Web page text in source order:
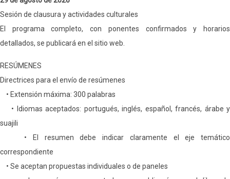
Sesión de clausura y actividades culturales
El programa completo, con ponentes confirmados y horarios
detallados, se publicará en el sitio web.
RESÚMENES
Directrices para el envío de resúmenes
• Extensión máxima: 300 palabras
• Idiomas aceptados: portugués, inglés, español, francés, árabe y
suajili
• El resumen debe indicar claramente el eje temático
correspondiente
• Se aceptan propuestas individuales o de paneles